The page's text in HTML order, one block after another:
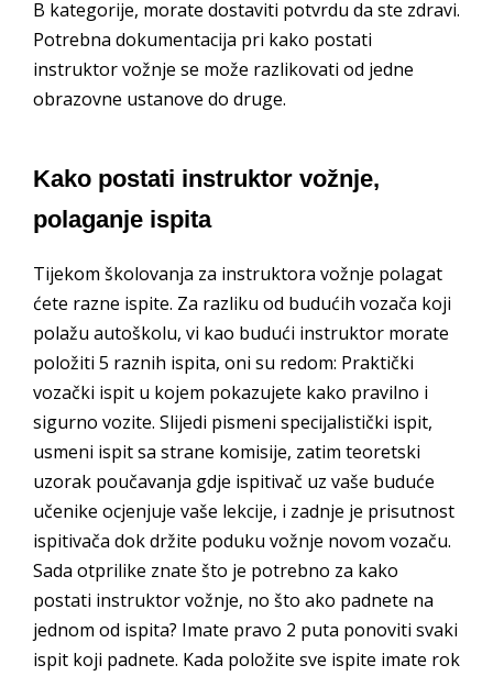
B kategorije, morate dostaviti potvrdu da ste zdravi.
Potrebna dokumentacija pri kako postati
instruktor vožnje se može razlikovati od jedne
obrazovne ustanove do druge.
Kako postati instruktor vožnje,
polaganje ispita
Tijekom školovanja za instruktora vožnje polagat
ćete razne ispite. Za razliku od budućih vozača koji
polažu autoškolu, vi kao budući instruktor morate
položiti 5 raznih ispita, oni su redom: Praktički
vozački ispit u kojem pokazujete kako pravilno i
sigurno vozite. Slijedi pismeni specijalistički ispit,
usmeni ispit sa strane komisije, zatim teoretski
uzorak poučavanja gdje ispitivač uz vaše buduće
učenike ocjenjuje vaše lekcije, i zadnje je prisutnost
ispitivača dok držite poduku vožnje novom vozaču.
Sada otprilike znate što je potrebno za kako
postati instruktor vožnje, no što ako padnete na
jednom od ispita? Imate pravo 2 puta ponoviti svaki
ispit koji padnete. Kada položite sve ispite imate rok